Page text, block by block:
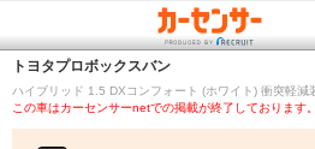
トヨタプロボックスバン
ハイブリッド 1.5 DXコンフォート (ホワイト) 衝突
この車はカーセンサーnetでの掲載が終了しております。